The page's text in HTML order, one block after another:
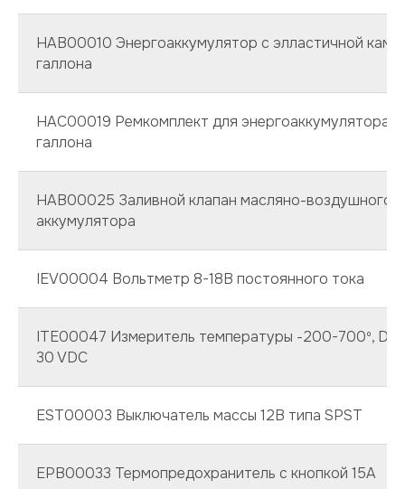
HAB00010 Энергоаккумулятор с элластичной
галлона
HAC00019 Ремкомплект для энергоаккумулятора
галлона
HAB00025 Заливной клапан масляно-воздушного
аккумулятора
IEV00004 Вольтметр 8-18В постоянного тока
ITE00047 Измеритель температуры -200-700º,
30 VDC
EST00003 Выключатель массы 12В типа SPST
ЕРВ00033 Термопредохранитель с кнопкой 15А